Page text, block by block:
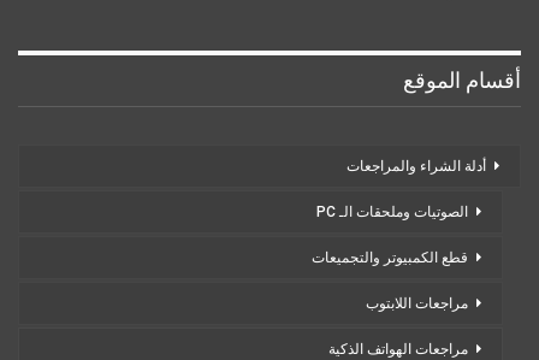
أقسام الموقع
أدلة الشراء والمراجعات
الصوتيات وملحقات الـ PC
قطع الكمبيوتر والتجميعات
مراجعات اللابتوب
مراجعات الهواتف الذكية